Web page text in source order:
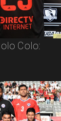
Colo: